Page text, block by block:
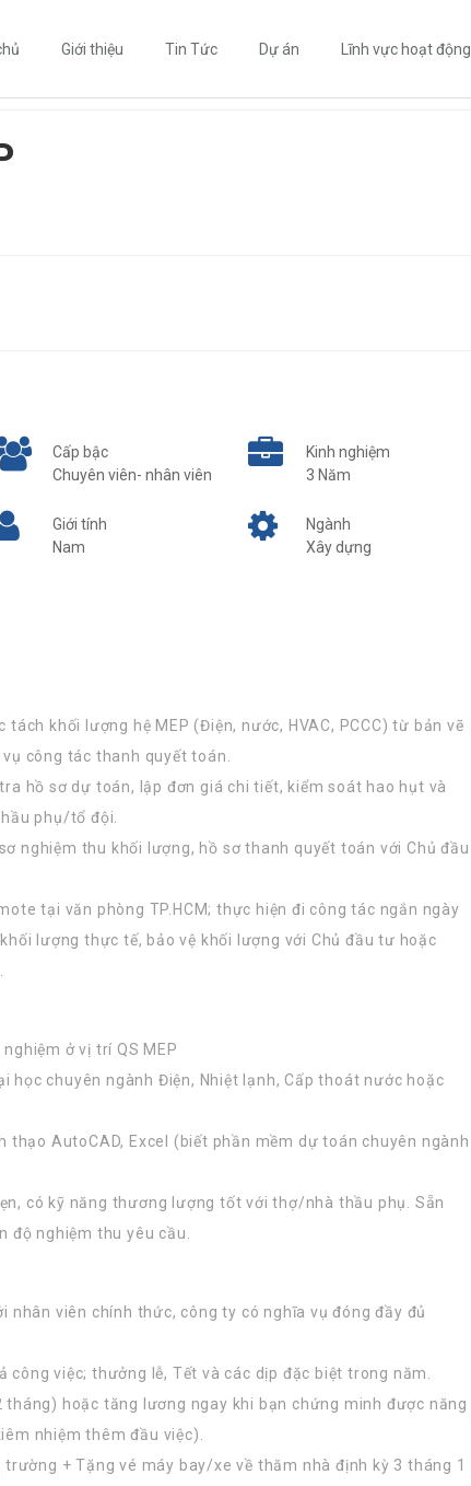
Giới thiệu Tin Tức Dự án Lĩnh vực hoạt động
Cấp bậc
Chuyên viên- nhân viên
Kinh nghiệm
3 Năm
Giới tính
Nam
Ngành
Xây dựng
khối lượng hệ MEP (Điện, nước, HVAC, PCCC) từ bản vẽ
công tác thanh quyết toán.
hồ sơ dự toán, lập đơn giá chi tiết, kiểm soát hao hụt và
phụ/tổ đội.
nghiệm thu khối lượng, hồ sơ thanh quyết toán với Chủ đầu
tại văn phòng TP.HCM; thực hiện đi công tác ngắn ngày
lượng thực tế, bảo vệ khối lượng với Chủ đầu tư hoặc
ở vị trí QS MEP
học chuyên ngành Điện, Nhiệt lạnh, Cấp thoát nước hoặc
thạo AutoCAD, Excel (biết phần mềm dự toán chuyên ngành
có kỹ năng thương lượng tốt với thợ/nhà thầu phụ. Sẵn
độ nghiệm thu yêu cầu.
nhân viên chính thức, công ty có nghĩa vụ đóng đầy đủ
việc; thưởng lễ, Tết và các dịp đặc biệt trong năm.
tháng) hoặc tăng lương ngay khi bạn chứng minh được năng
nhiệm thêm đầu việc).
+ Tặng vé máy bay/xe về thăm nhà định kỳ 3 tháng 1